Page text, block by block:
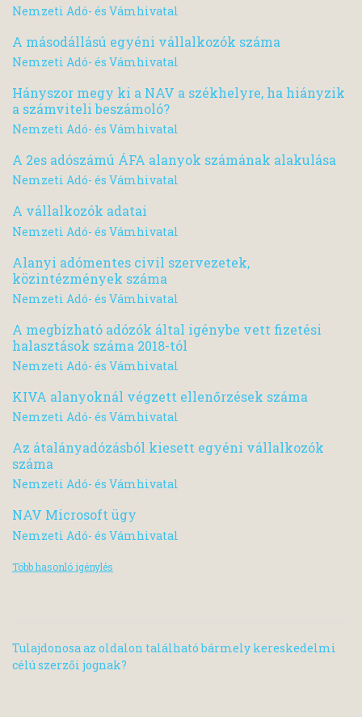
Nemzeti Adó- és Vámhivatal
A másodállású egyéni vállalkozók száma
Nemzeti Adó- és Vámhivatal
Hányszor megy ki a NAV a székhelyre, ha hiányzik
a számviteli beszámoló?
Nemzeti Adó- és Vámhivatal
A 2es adószámú ÁFA alanyok számának alakulása
Nemzeti Adó- és Vámhivatal
A vállalkozók adatai
Nemzeti Adó- és Vámhivatal
Alanyi adómentes civil szervezetek,
közintézmények száma
Nemzeti Adó- és Vámhivatal
A megbízható adózók által igénybe vett fizetési
halasztások száma 2018-tól
Nemzeti Adó- és Vámhivatal
KIVA alanyoknál végzett ellenőrzések száma
Nemzeti Adó- és Vámhivatal
Az átalányadózásból kiesett egyéni vállalkozók
száma
Nemzeti Adó- és Vámhivatal
NAV Microsoft ügy
Nemzeti Adó- és Vámhivatal
Több hasonló igénylés
Tulajdonosa az oldalon található bármely kereskedelmi
célú szerzői jognak?